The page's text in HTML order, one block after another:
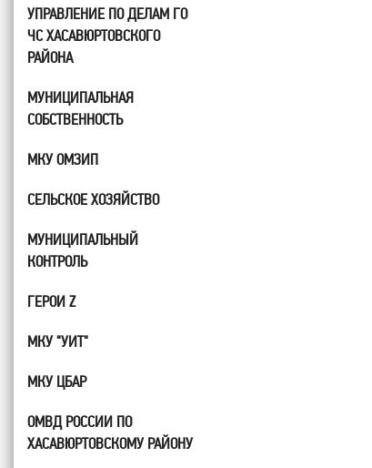
УПРАВЛЕНИЕ ПО ДЕЛАМ ГО
ЧС ХАСАВЮРТОВСКОГО
РАЙОНА
МУНИЦИПАЛЬНАЯ
СОБСТВЕННОСТЬ
МКУ ОМЗИП
СЕЛЬСКОЕ ХОЗЯЙСТВО
МУНИЦИПАЛЬНЫЙ
КОНТРОЛЬ
ГЕРОИ Z
МКУ "УИТ"
МКУ ЦБАР
ОМВД РОССИИ ПО
ХАСАВЮРТОВСКОМУ РАЙОНУ